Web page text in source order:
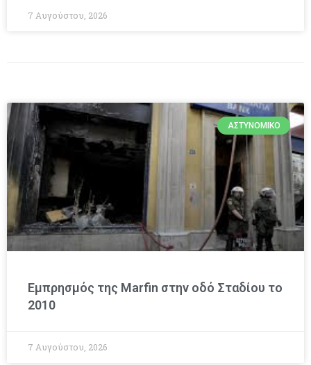
7 Αυγούστου, 2026
ΑΣΤΥΝΟΜΙΚΌ
Εμπρησμός της Marfin στην οδό Σταδίου το
2010
7 Αυγούστου, 2026